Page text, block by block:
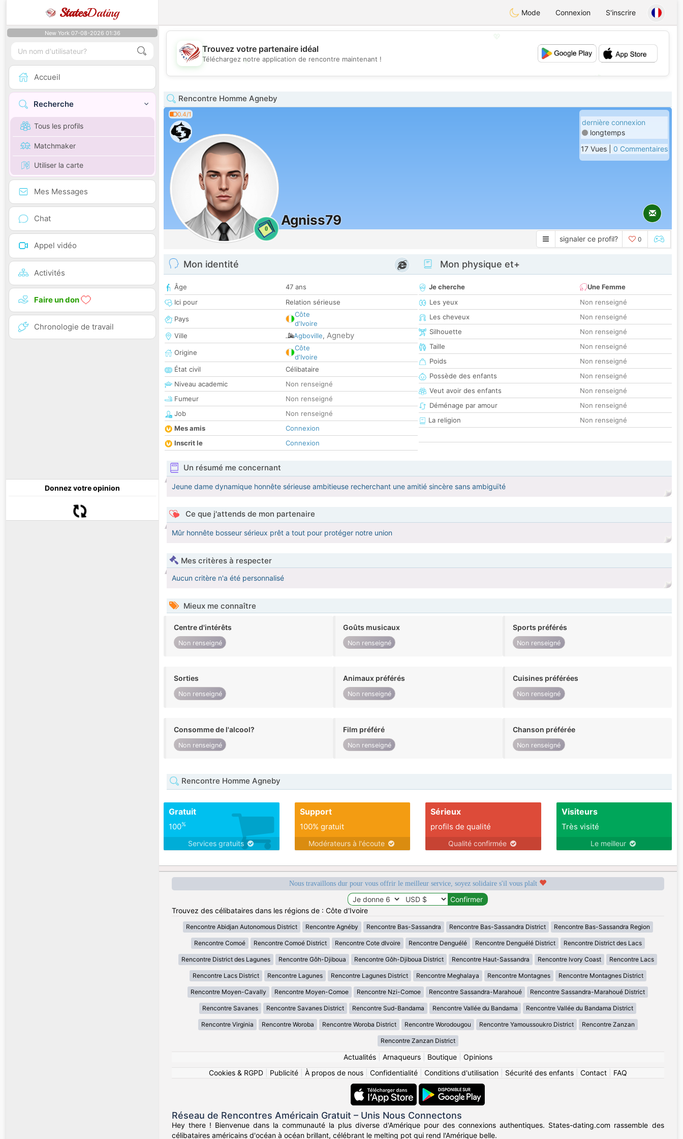
StatesDating Mode Connexion S'inscrire
New York 07-08-2026 01:36
Accueil
Recherche
Tous les profils
Matchmaker
Utiliser la carte
Mes Messages
Chat
Appel vidéo
Activités
Faire un don
Chronologie de travail
Donnez votre opinion
💖
💕
Trouvez votre partenaire idéal
Téléchargez notre application de rencontre maintenant !
Rencontre Homme Agneby
0.4/1
0
Agniss79
dernière connexion
longtemps
17 Vues | 0 Commentaires
signaler ce profil? 0
Mon identité
Âge
47 ans
Ici pour
Relation sérieuse
Pays
Côte
d'Ivoire
Ville
Agboville, Agneby
Origine
Côte
d'Ivoire
État civil
Célibataire
Niveau academic
Non renseigné
Fumeur
Non renseigné
Job
Non renseigné
Mes amis
Connexion
Inscrit le
Connexion
Mon physique et+
Je cherche
Une Femme
Les yeux
Non renseigné
Les cheveux
Non renseigné
Silhouette
Non renseigné
Taille
Non renseigné
Poids
Non renseigné
Possède des enfants
Non renseigné
Veut avoir des enfants
Non renseigné
Déménage par amour
Non renseigné
La religion
Non renseigné
Un résumé me concernant
Jeune dame dynamique honnête sérieuse ambitieuse recherchant une amitié sincère sans ambiguïté
Ce que j'attends de mon partenaire
Mûr honnête bosseur sérieux prêt a tout pour protéger notre union
Mes critères à respecter
Aucun critère n'a été personnalisé
Mieux me connaître
Centre d'intérêts
Non renseigné
Goûts musicaux
Non renseigné
Sports préférés
Non renseigné
Sorties
Non renseigné
Animaux préférés
Non renseigné
Cuisines préférées
Non renseigné
Consomme de l'alcool?
Non renseigné
Film préféré
Non renseigné
Chanson préférée
Non renseigné
Rencontre Homme Agneby
Gratuit
100%
Services gratuits
Support
100% gratuit
Modérateurs à l'écoute
Sérieux
profils de qualité
Qualité confirmée
Visiteurs
Très visité
Le meilleur
Nous travaillons dur pour vous offrir le meilleur service, soyez solidaire s'il vous plaît
Trouvez des célibataires dans les régions de : Côte d'Ivoire
Rencontre Abidjan Autonomous District Rencontre Agnéby Rencontre Bas-Sassandra Rencontre Bas-Sassandra District Rencontre Bas-Sassandra Region
Rencontre Comoé Rencontre Comoé District Rencontre Cote dIvoire Rencontre Denguélé Rencontre Denguélé District Rencontre District des Lacs
Rencontre District des Lagunes Rencontre Gôh-Djiboua Rencontre Gôh-Djiboua District Rencontre Haut-Sassandra Rencontre Ivory Coast Rencontre Lacs
Rencontre Lacs District Rencontre Lagunes Rencontre Lagunes District Rencontre Meghalaya Rencontre Montagnes Rencontre Montagnes District
Rencontre Moyen-Cavally Rencontre Moyen-Comoe Rencontre Nzi-Comoe Rencontre Sassandra-Marahoué Rencontre Sassandra-Marahoué District
Rencontre Savanes Rencontre Savanes District Rencontre Sud-Bandama Rencontre Vallée du Bandama Rencontre Vallée du Bandama District
Rencontre Virginia Rencontre Woroba Rencontre Woroba District Rencontre Worodougou Rencontre Yamoussoukro District Rencontre Zanzan
Rencontre Zanzan District
Actualités| Arnaqueurs| Boutique| Opinions
Cookies & RGPD| Publicité| À propos de nous| Confidentialité| Conditions d'utilisation| Sécurité des enfants| Contact| FAQ
Réseau de Rencontres Américain Gratuit – Unis Nous Connectons
Hey there ! Bienvenue dans la communauté la plus diverse d'Amérique pour des connexions authentiques. States-dating.com rassemble des
célibataires américains d'océan à océan brillant, célébrant le melting pot qui rend l'Amérique belle.